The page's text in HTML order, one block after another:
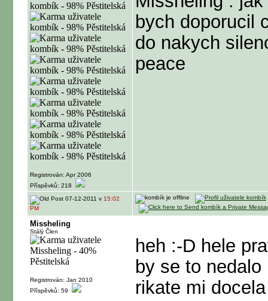
Registrován: Apr 2006
Příspěvků: 218
bych doporucil
do nakych
peace
07-12-2011 v 15:02
PM
Missheling
Stálý Člen
Registrován: Jan 2010
Příspěvků: 59
heh :-D hele
by se to
rikate mi